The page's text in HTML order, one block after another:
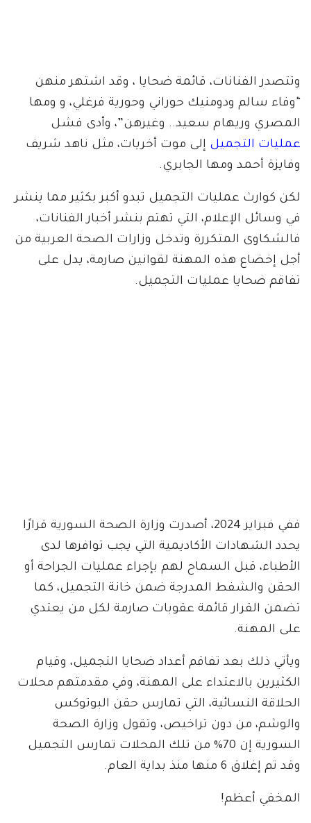
وتتصدر الفنانات، قائمة ضحايا ، وقد اشتهر منهن
“وفاء سالم ودومنيك حوراني وحورية فرغلي، و ومها
المصري وريهام سعيد.. وغيرهن”، وأدى فشل
عمليات التجميل إلى موت أخريات، مثل ناهد شريف
وفايزة أحمد ومها الجابري.
لكن كوارث عمليات التجميل تبدو أكبر بكثير مما ينشر
في وسائل الإعلام، التي تهتم بنشر أخبار الفنانات،
فالشكاوى المتكررة وتدخل وزارات الصحة العربية من
أجل إخضاع هذه المهنة لقوانين صارمة، يدل على
تفاقم ضحايا عمليات التجميل.
ففي فبراير 2024، أصدرت وزارة الصحة السورية قرارًا
يحدد الشهادات الأكاديمية التي يجب توافرها لدى
الأطباء، قبل السماح لهم بإجراء عمليات الجراحة أو
الحقن والشفط المدرجة ضمن خانة التجميل، كما
تضمن القرار قائمة عقوبات صارمة لكل من يعتدي
على المهنة.
ويأتي ذلك بعد تفاقم أعداد ضحايا التجميل، وقيام
الكثيرين بالاعتداء على المهنة، وفي مقدمتهم محلات
الحلاقة النسائية، التي تمارس حقن البوتوكس
والوشم، من دون تراخيص، وتقول وزارة الصحة
السورية إن 70% من تلك المحلات تمارس التجميل
وقد تم إغلاق 6 منها منذ بداية العام.
المخفي أعظم!